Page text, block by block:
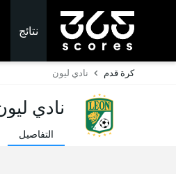
نتائج
كرة قدم نادي ليون
نادي
التفاصيل